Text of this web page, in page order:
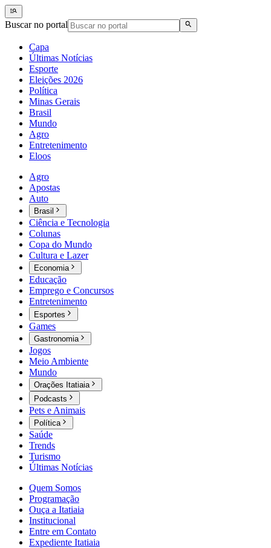
Buscar no portal
Capa
Últimas Notícias
Esporte
Eleições 2026
Política
Minas Gerais
Brasil
Mundo
Agro
Entretenimento
Eloos
Agro
Apostas
Auto
Brasil
Ciência e Tecnologia
Colunas
Copa do Mundo
Cultura e Lazer
Economia
Educação
Emprego e Concursos
Entretenimento
Esportes
Games
Gastronomia
Jogos
Meio Ambiente
Mundo
Orações Itatiaia
Podcasts
Pets e Animais
Política
Saúde
Trends
Turismo
Últimas Notícias
Quem Somos
Programação
Ouça a Itatiaia
Institucional
Entre em Contato
Expediente Itatiaia